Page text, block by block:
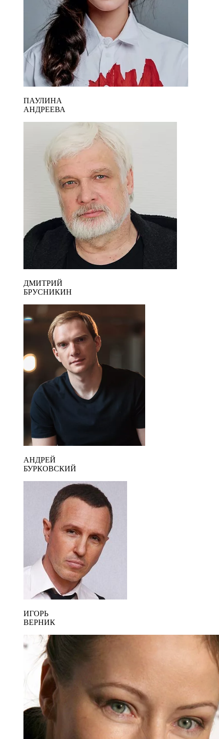
ПАУЛИНА
АНДРЕЕВА
ДМИТРИЙ
БРУСНИКИН
АНДРЕЙ
БУРКОВСКИЙ
ИГОРЬ
ВЕРНИК